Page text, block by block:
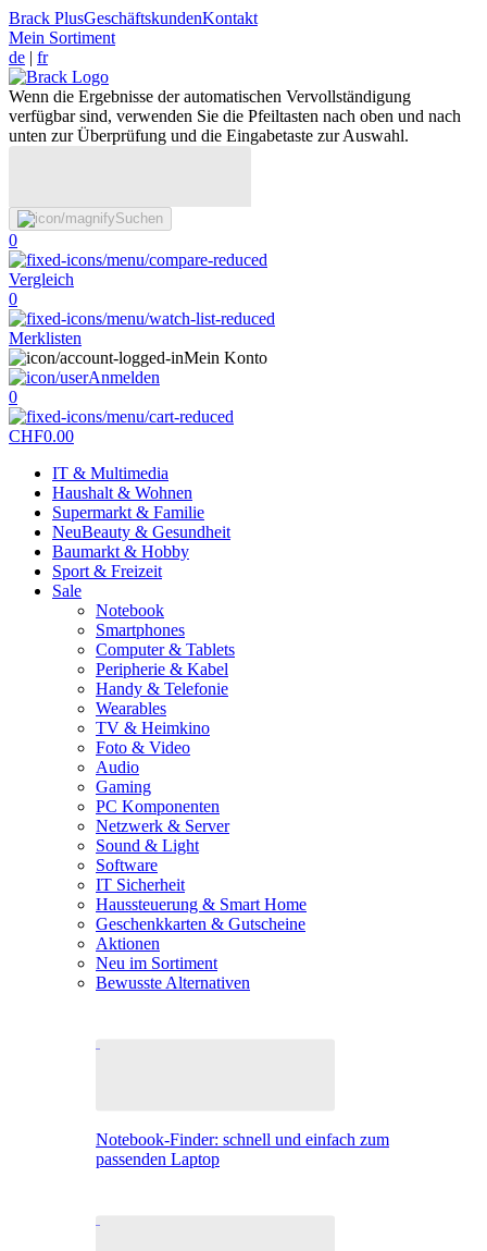
Brack PlusGeschäftskundenKontakt
Mein Sortiment
de | fr
Wenn die Ergebnisse der automatischen Vervollständigung
verfügbar sind, verwenden Sie die Pfeiltasten nach oben und nach
unten zur Überprüfung und die Eingabetaste zur Auswahl.
Suchen
0
Vergleich
0
Merklisten
Mein Konto
Anmelden
0
CHF0.00
IT & Multimedia
Haushalt & Wohnen
Supermarkt & Familie
NeuBeauty & Gesundheit
Baumarkt & Hobby
Sport & Freizeit
Sale
Notebook
Smartphones
Computer & Tablets
Peripherie & Kabel
Handy & Telefonie
Wearables
TV & Heimkino
Foto & Video
Audio
Gaming
PC Komponenten
Netzwerk & Server
Sound & Light
Software
IT Sicherheit
Haussteuerung & Smart Home
Geschenkkarten & Gutscheine
Aktionen
Neu im Sortiment
Bewusste Alternativen
Notebook-Finder: schnell und einfach zum
passenden Laptop